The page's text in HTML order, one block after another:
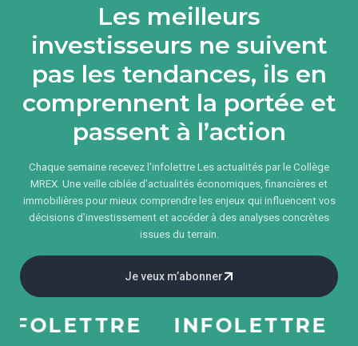
Les meilleurs
investisseurs ne suivent
pas les tendances, ils en
comprennent la portée et
passent à l’action
Chaque semaine recevez l'infolettre Les actualités par le Collège
MREX. Une veille ciblée d’actualités économiques, financières et
immobilières pour mieux comprendre les enjeux qui influencent vos
décisions d’investissement et accéder à des analyses concrètes
issues du terrain.
Je veux m’abonner
INFOLETTRE